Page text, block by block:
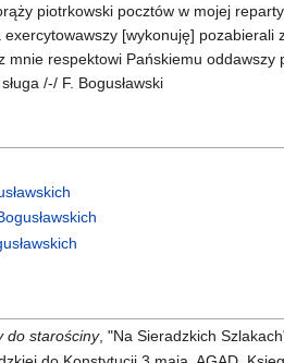
piotrkowski pocztów w mojej
exercytowawszy [wykonuję]
mnie respektowi Pańskiemu
/-/ F. Bogusławski
do starościny, "Na Sieradzkich